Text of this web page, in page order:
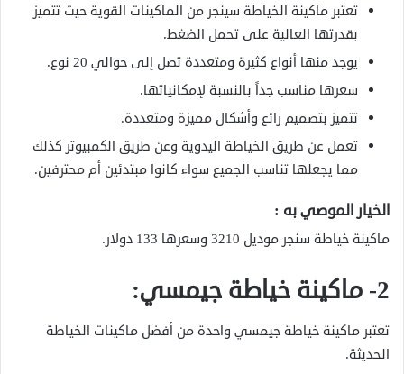
تعتبر ماكينة الخياطة سينجر من الماكينات القوية حيث تتميز
بقدرتها العالية على تحمل الضغط.
يوجد منها أنواع كثيرة ومتعددة تصل إلى حوالي 20 نوع.
سعرها مناسب جداً بالنسبة لإمكانياتها.
تتميز بتصميم رائع وأشكال مميزة ومتعددة.
تعمل عن طريق الخياطة اليدوية وعن طريق الكمبيوتر كذلك
مما يجعلها تناسب الجميع سواء كانوا مبتدئين أم محترفين.
الخيار الموصي به :
ماكينة خياطة سنجر موديل 3210 وسعرها 133 دولار.
2- ماكينة خياطة جيمسي:
تعتبر ماكينة خياطة جيمسي واحدة من أفضل ماكينات الخياطة
الحديثة.